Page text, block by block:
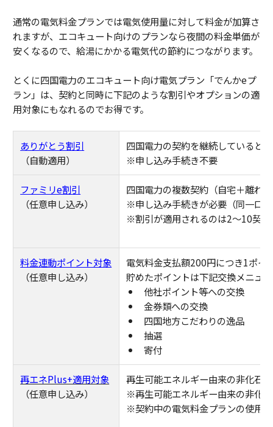
通常の電気料金プランでは電気使用量に対して料金が加算さ
れますが、エコキュート向けのプランなら夜間の料金単価が
安くなるので、給湯にかかる電気代の節約につながります。
とくに四国電力のエコキュート向け電気プラン「でんかeプ
ラン」は、契約と同時に下記のような割引やオプションの適
用対象にもなれるのでお得です。
ありがとう割引
（自動適用）
四国電力の契約を継続していると
※申し込み手続き不要
ファミリe割引
（任意申し込み）
四国電力の複数契約（自宅＋離れ
※申し込み手続きが必要（同一口
※割引が適用されるのは2～10契約
料金連動ポイント対象
（任意申し込み）
電気料金支払額200円につき1ポイ
貯めたポイントは下記交換メニュ
他社ポイント等への交換
金券類への交換
四国地方こだわりの逸品
抽選
寄付
再エネPlus+適用対象
（任意申し込み）
再生可能エネルギー由来の非化石
※再生可能エネルギー由来の非化
※契約中の電気料金プランの使用